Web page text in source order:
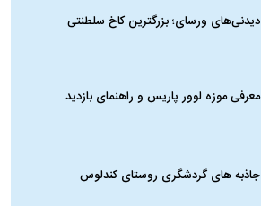
دیدنی‌های ورسای؛ بزرگترین کاخ سلطنتی
معرفی موزه لوور پاریس و راهنمای بازدید
جاذبه های گردشگری روستای کندلوس